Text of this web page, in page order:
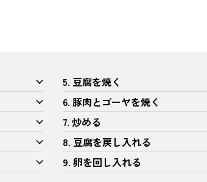
5. 豆腐を焼く
6. 豚肉とゴーヤを焼く
7. 炒める
8. 豆腐を戻し入れる
9. 卵を回し入れる